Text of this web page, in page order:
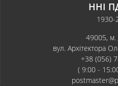
ННІ
1930-
49005, м.
вул. Архітектора
+38 (056)
( 9:00 -